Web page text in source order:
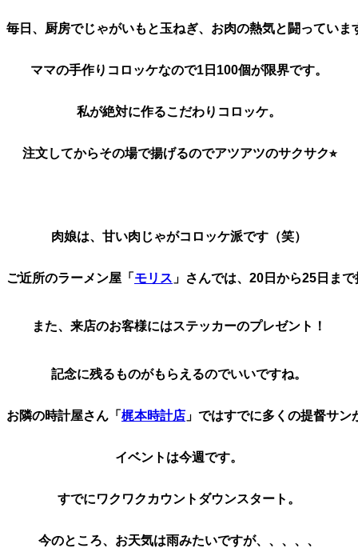
毎日、厨房でじゃがいもと玉ねぎ、お肉の熱気と闘っていま
ママの手作りコロッケなので1日100個が限界です。
私が絶対に作るこだわりコロッケ。
注文してからその場で揚げるのでアツアツのサクサク⭐︎
肉娘は、甘い肉じゃがコロッケ派です（笑）
ご近所のラーメン屋「 モリス 」さんでは、20日から25日ま
また、来店のお客様にはステッカーのプレゼント！
記念に残るものがもらえるのでいいですね。
お隣の時計屋さん「 梶本時計店 」ではすでに多くの提督サ
イベントは今週です。
すでにワクワクカウントダウンスタート。
今のところ、お天気は雨みたいですが、、、、、